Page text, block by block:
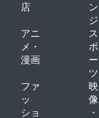
店
ン
ジ
アニ
メ・
漫画
ス
ポ
ー
ツ
ファ
ッ
ショ
映
像
・